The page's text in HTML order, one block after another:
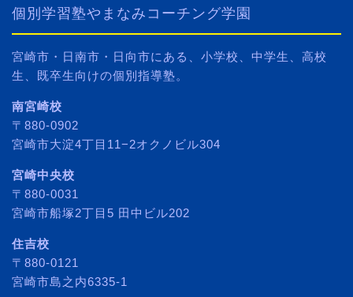
個別学習塾やまなみコーチング学園
宮崎市・日南市・日向市にある、小学校、中学生、高校
生、既卒生向けの個別指導塾。
南宮崎校
〒880-0902
宮崎市大淀4丁目11−2オクノビル304
宮崎中央校
〒880-0031
宮崎市船塚2丁目5 田中ビル202
住吉校
〒880-0121
宮崎市島之内6335-1